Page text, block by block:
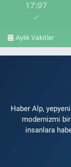
17:07
Aylık Vakitler
Haber Alp,
modernizmi
insanlara